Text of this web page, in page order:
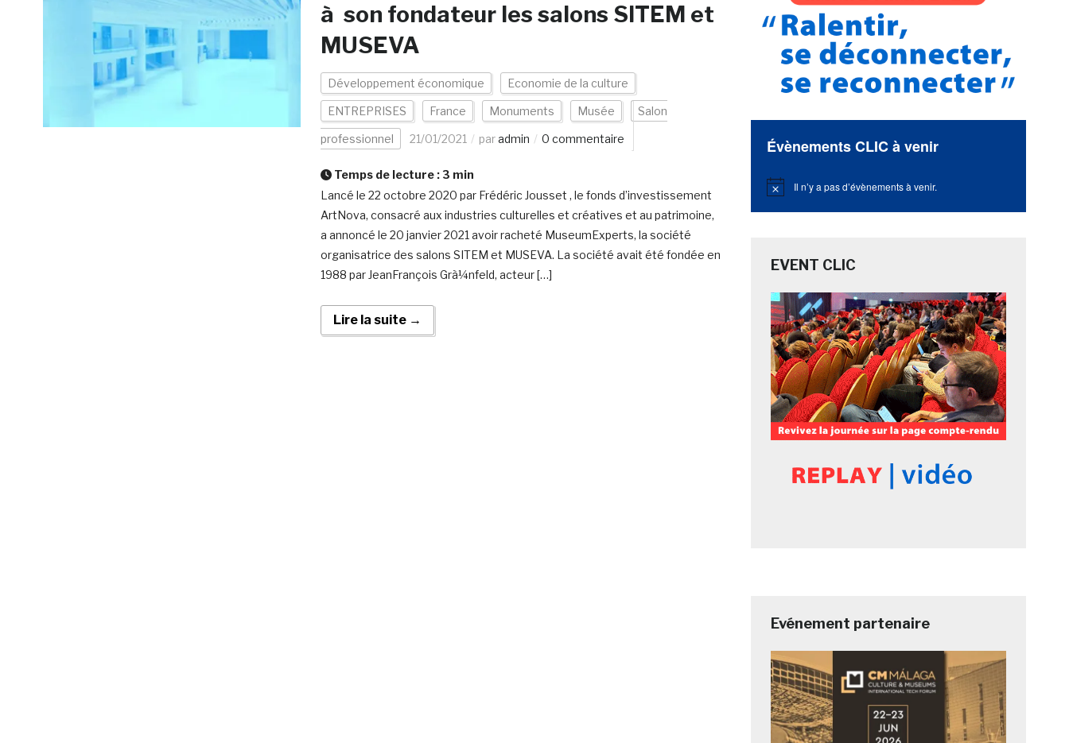
à son fondateur les salons SITEM et
MUSEVA
Développement économique Economie de la culture
ENTREPRISES France Monuments Musée Salon
professionnel 21/01/2021 paradmin 0 commentaire
Temps de lecture : 3 min
Lancé le 22 octobre 2020 par Frédéric Jousset , le fonds d’investissement
ArtNova, consacré aux industries culturelles et créatives et au patrimoine,
a annoncé le 20 janvier 2021 avoir racheté MuseumExperts, la société
organisatrice des salons SITEM et MUSEVA. La société avait été fondée en
1988 par JeanFrançois Grà¼nfeld, acteur […]
Lire la suite →
Évènements CLIC à venir
Notice Il n’y a pas d’évènements à venir.
EVENT CLIC
Evénement partenaire